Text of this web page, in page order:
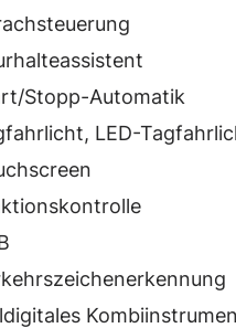
Stopp-Automatik
LED-